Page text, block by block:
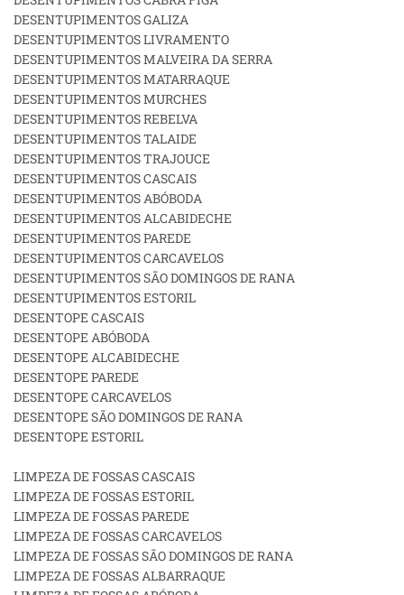
DESENTUPIMENTOS GALIZA
DESENTUPIMENTOS LIVRAMENTO
DESENTUPIMENTOS MALVEIRA DA SERRA
DESENTUPIMENTOS MATARRAQUE
DESENTUPIMENTOS MURCHES
DESENTUPIMENTOS REBELVA
DESENTUPIMENTOS TALAIDE
DESENTUPIMENTOS TRAJOUCE
DESENTUPIMENTOS CASCAIS
DESENTUPIMENTOS ABÓBODA
DESENTUPIMENTOS ALCABIDECHE
DESENTUPIMENTOS PAREDE
DESENTUPIMENTOS CARCAVELOS
DESENTUPIMENTOS SÃO DOMINGOS DE RANA
DESENTUPIMENTOS ESTORIL
DESENTOPE CASCAIS
DESENTOPE ABÓBODA
DESENTOPE ALCABIDECHE
DESENTOPE PAREDE
DESENTOPE CARCAVELOS
DESENTOPE SÃO DOMINGOS DE RANA
DESENTOPE ESTORIL
LIMPEZA DE FOSSAS CASCAIS
LIMPEZA DE FOSSAS ESTORIL
LIMPEZA DE FOSSAS PAREDE
LIMPEZA DE FOSSAS CARCAVELOS
LIMPEZA DE FOSSAS SÃO DOMINGOS DE RANA
LIMPEZA DE FOSSAS ALBARRAQUE